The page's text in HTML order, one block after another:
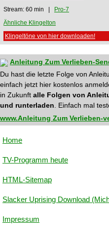
Stream: 60 min |
Pro-7
Ähnliche Klingelton
Klingeltöne von hier downloaden!
Anleitung Zum Verlieben-
Du hast die letzte Folge von
einfach jetzt hier kostenlos
in Zukunft alle Folgen von
und runterladen . Einfach mal
www.Anleitung Zum Verlieben-
Home
TV-Programm heute
HTML-Sitemap
Slacker Uprising Download
Impressum